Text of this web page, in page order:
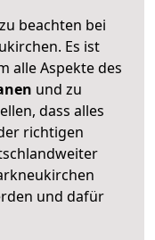
beachten bei
Es ist
alle Aspekte des
und zu
dass alles
richtigen
und dafür